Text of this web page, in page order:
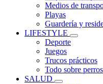
Medios de
Playas
Guardería y
LIFESTYLE
Deporte
Juegos
Trucos prácticos
Todo sobre perros
SALUD